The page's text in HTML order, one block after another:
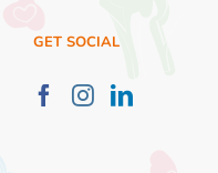
GET SOCIAL